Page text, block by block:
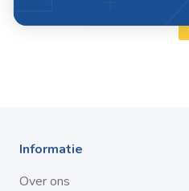
Informatie
Over ons